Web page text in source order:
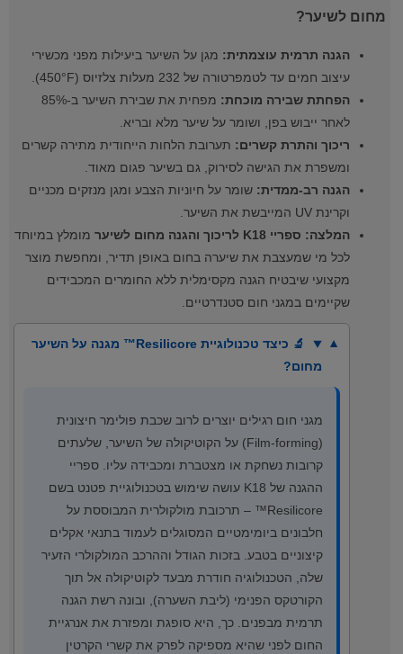
מחום לשיער?
הגנה תרמית עוצמתית: מגן על השיער ביעילות מפני מכשירי
עיצוב חמים עד לטמפרטורה של 232 מעלות צלזיוס (450°F).
הפחתת שבירה מוכחת:
מפחית את שבירת השיער ב-85%
לאחר ייבוש בפן, ושומר על שיער מלא ובריא.
ריכוך והתרת קשרים: תערובת הלחות הייחודית מתירה קשרים
ומשפרת את הגישה לסירוק, גם בשיער פגום מאוד.
הגנה רב-ממדית: שומר על חיוניות הצבע ומגן מנזקים מכניים
וקרינת UV המייבשת את השיער.
המלצה: ספריי K18 לריכוך והגנה מחום לשיער
מומלץ במיוחד
לכל מי שמעצבת את שיערה בחום באופן תדיר, ומחפשת מוצר
מקצועי שיבטיח הגנה מקסימלית ללא החומרים המכבידים
שקיימים במגני חום סטנדרטיים.
🔬 כיצד טכנולוגיית Resilicore™ מגנה על השיער
מחום?
מגני חום רגילים יוצרים לרוב שכבת פולימר חיצונית
(Film-forming) על הקוטיקולה של השיער, שלעתים
קרובות נשחקת או מצטברת ומכבידה עליו. ספריי
ההגנה של K18 עושה שימוש בטכנולוגיית פטנט בשם
Resilicore™ – תרכובת מולקולרית המבוססת על
חלבונים ביומימטיים המסוגלים לעמוד בתנאי אקלים
קיצוניים בטבע. בזכות הגודל וההרכב המולקולרי הזעיר
שלה, הטכנולוגיה חודרת מבעד לקוטיקולה אל תוך
הקורטקס הפנימי (ליבת השערה), ובונה רשת הגנה
תרמית מבפנים. כך, היא סופגת ומפזרת את אנרגיית
החום לפני שהיא מספיקה לפרק את קשרי הקרטין